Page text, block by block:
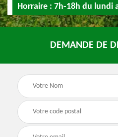
Horraire : 7h-18h du lundi
DEMANDE DE